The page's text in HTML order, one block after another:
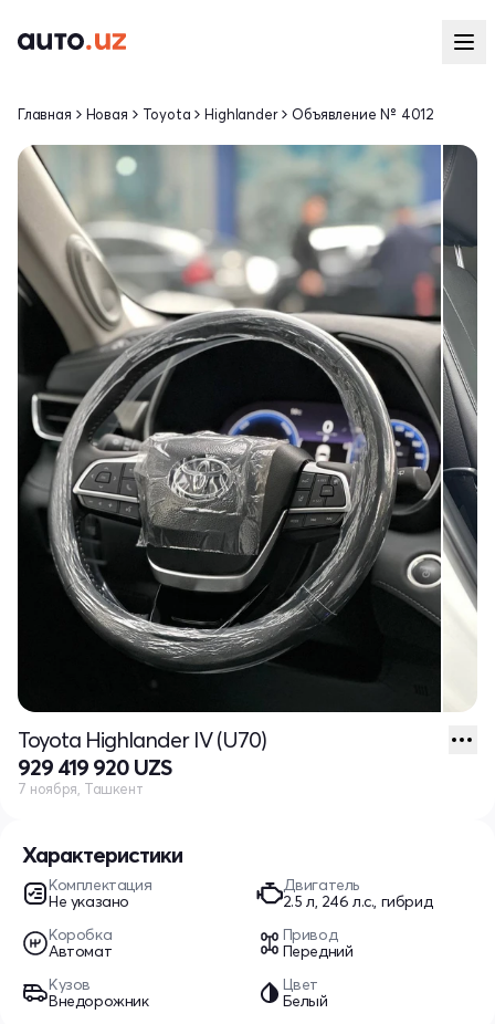
Характеристики
Комплектация
Не указано
Двигатель
2.5 л, 246 л.с., гибрид
Коробка
Автомат
Привод
Передний
Кузов
Внедорожник
Цвет
Белый
Главная Новая Toyota Highlander Объявление № 4012
Toyota Highlander IV (U70)
929 419 920 UZS
7 ноября, Ташкент